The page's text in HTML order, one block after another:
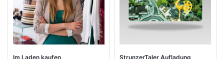
Im Laden kaufen StrunzerTaler Aufladung